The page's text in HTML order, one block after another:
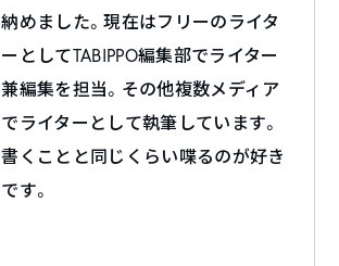
納めました。現在はフリーのライタ
ーとしてTABIPPO編集部でライター
兼編集を担当。その他複数メディア
でライターとして執筆しています。
書くことと同じくらい喋るのが好き
です。